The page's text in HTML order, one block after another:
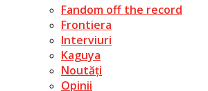
Fandom off the record
Frontiera
Interviuri
Kaguya
Noutăți
Opinii